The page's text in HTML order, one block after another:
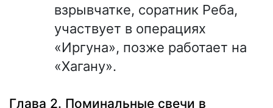
взрывчатке, соратник Реба,
участвует в операциях
«Иргуна», позже работает на
«Хагану».
Глава 2. Поминальные свечи в